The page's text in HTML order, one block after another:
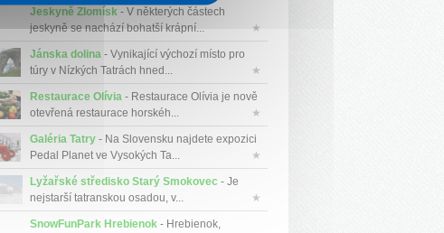
Jeskyně Zlomísk - V některých částech
jeskyně se nachází bohatší krápní...
★
Jánska dolina - Vynikající výchozí místo pro
túry v Nízkých Tatrách hned...
★
Restaurace Olívia- Restaurace Olívia je nově
otevřená restaurace horskéh...
★
Galéria Tatry- Na Slovensku najdete expozici
Pedal Planet ve Vysokých Ta...
★
Lyžařské středisko Starý Smokovec - Je
nejstarší tatranskou osadou, v...
★
SnowFunPark Hrebienok- Hrebienok,